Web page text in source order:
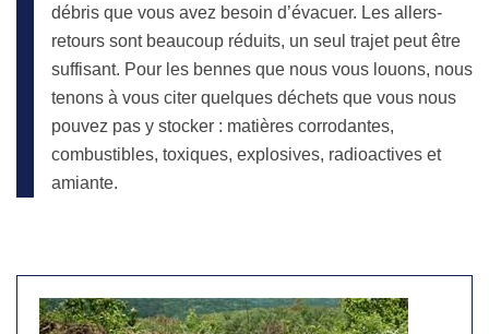
débris que vous avez besoin d’évacuer. Les allers-
retours sont beaucoup réduits, un seul trajet peut être
suffisant. Pour les bennes que nous vous louons, nous
tenons à vous citer quelques déchets que vous nous
pouvez pas y stocker : matières corrodantes,
combustibles, toxiques, explosives, radioactives et
amiante.